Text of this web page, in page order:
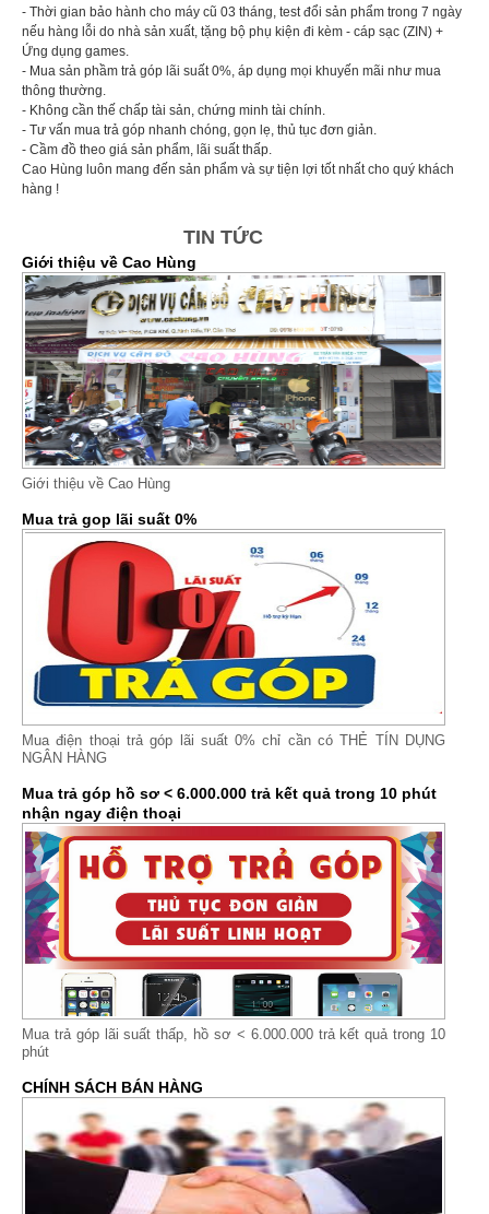
- Thời gian bảo hành cho máy cũ 03 tháng, test đổi sản phẩm trong 7 ngày
nếu hàng lỗi do nhà sản xuất, tặng bộ phụ kiện đi kèm - cáp sạc (ZIN) +
Ứng dụng games.
- Mua sản phầm trả góp lãi suất 0%, áp dụng mọi khuyến mãi như mua
thông thường.
- Không cần thế chấp tài sản, chứng minh tài chính.
- Tư vấn mua trả góp nhanh chóng, gọn lẹ, thủ tục đơn giản.
- Cầm đồ theo giá sản phẩm, lãi suất thấp.
Cao Hùng luôn mang đến sản phẩm và sự tiện lợi tốt nhất cho quý khách
hàng !
TIN TỨC
Giới thiệu về Cao Hùng
Giới thiệu về Cao Hùng
Mua trả gop lãi suất 0%
Mua điện thoại trả góp lãi suất 0% chỉ cần có THẺ TÍN DỤNG
NGÂN HÀNG
Mua trả góp hồ sơ < 6.000.000 trả kết quả trong 10 phút
nhận ngay điện thoại
Mua trả góp lãi suất thấp, hồ sơ < 6.000.000 trả kết quả trong 10
phút
CHÍNH SÁCH BÁN HÀNG